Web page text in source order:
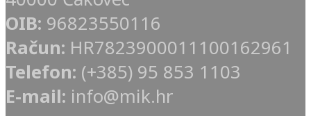
OIB: 96823550116
Račun: HR7823900011100162961
Telefon: (+385) 95 853 1103
E-mail: info@mik.hr